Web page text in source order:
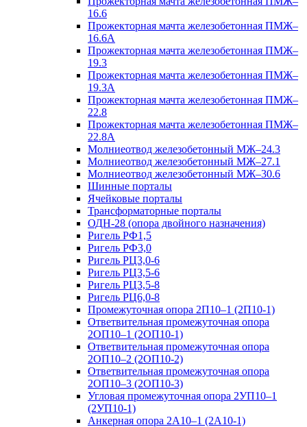
16.6
Прожекторная мачта железобетонная ПМЖ–
16.6А
Прожекторная мачта железобетонная ПМЖ–
19.3
Прожекторная мачта железобетонная ПМЖ–
19.3А
Прожекторная мачта железобетонная ПМЖ–
22.8
Прожекторная мачта железобетонная ПМЖ–
22.8А
Молниеотвод железобетонный МЖ–24.3
Молниеотвод железобетонный МЖ–27.1
Молниеотвод железобетонный МЖ–30.6
Шинные порталы
Ячейковые порталы
Трансформаторные порталы
ОДН-28 (опора двойного назначения)
Ригель РФ1,5
Ригель РФ3,0
Ригель РЦ3,0-6
Ригель РЦ3,5-6
Ригель РЦ3,5-8
Ригель РЦ6,0-8
Промежуточная опора 2П10–1 (2П10-1)
Ответвительная промежуточная опора
2ОП10–1 (2ОП10-1)
Ответвительная промежуточная опора
2ОП10–2 (2ОП10-2)
Ответвительная промежуточная опора
2ОП10–3 (2ОП10-3)
Угловая промежуточная опора 2УП10–1
(2УП10-1)
Анкерная опора 2А10–1 (2А10-1)